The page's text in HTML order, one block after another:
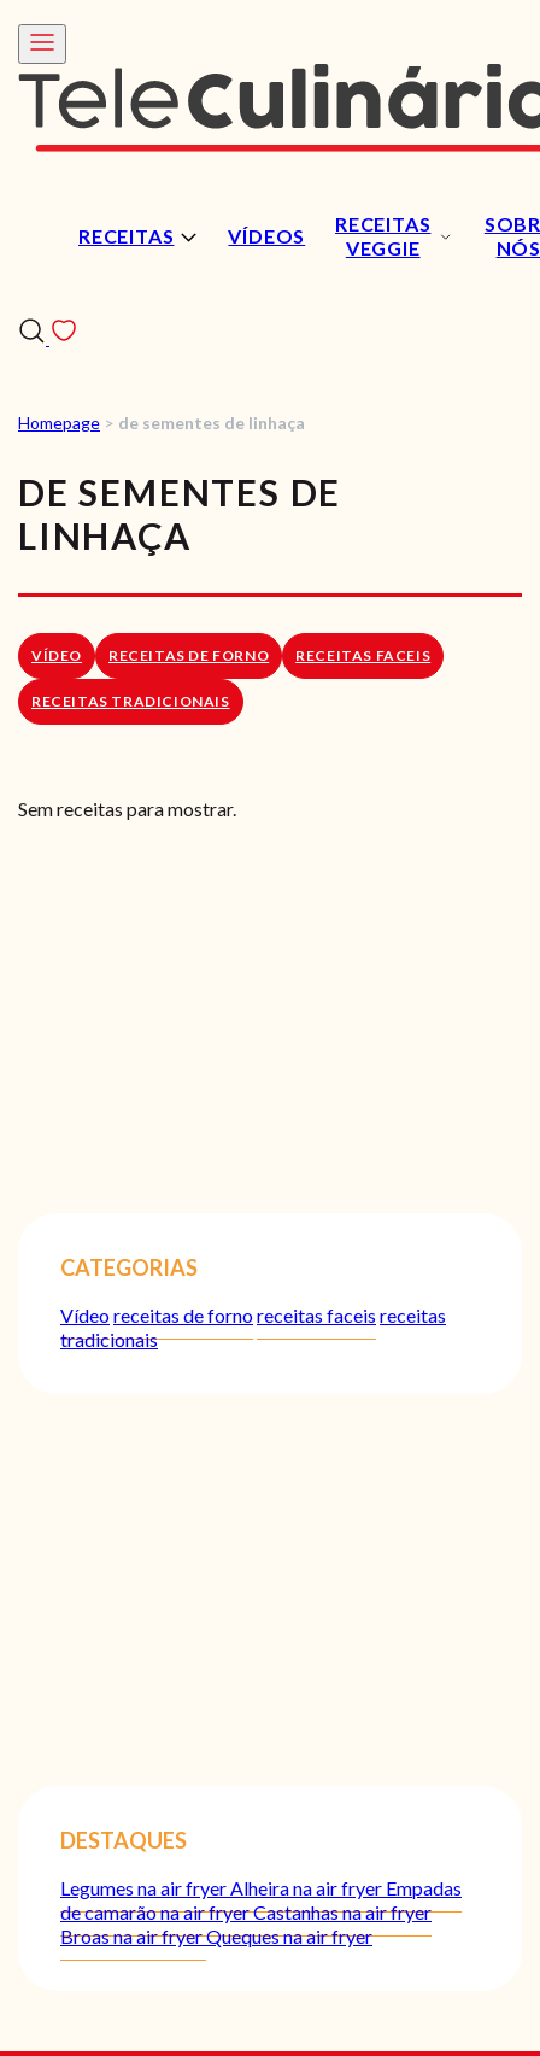
RECEITAS VÍDEOS
RECEITAS
VEGGIE
NÓS
RECEITAS
VÍDEOS
LOJA ONLINE
Homepage > de sementes de linhaça
DE SEMENTES DE
LINHAÇA
VÍDEO RECEITAS DE FORNO RECEITAS FACEIS
RECEITAS TRADICIONAIS
Sem receitas para mostrar.
CATEGORIAS
Vídeoreceitas de fornoreceitas faceis receitas
tradicionais
DESTAQUES
Legumes na air fryerAlheira na air fryer Empadas
de camarão na air fryerCastanhas na air fryer
Broas na air fryerQueques na air fryer